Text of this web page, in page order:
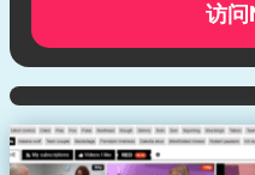
访